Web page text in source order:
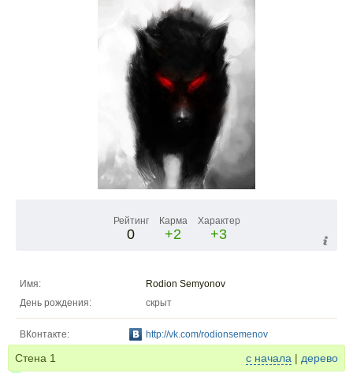
Рейтинг
0
Карма
+2
Характер
+3
Имя:
Rodion Semyonov
День рождения:
скрыт
ВКонтакте: http://vk.com/rodionsemenov
Стена 1 с начала | дерево